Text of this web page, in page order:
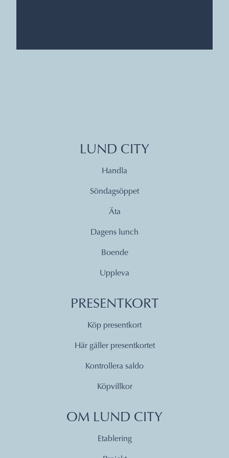
LUND CITY
Handla
Söndagsöppet
Äta
Dagens lunch
Boende
Uppleva
PRESENTKORT
Köp presentkort
Här gäller presentkortet
Kontrollera saldo
Köpvillkor
OM LUND CITY
Etablering